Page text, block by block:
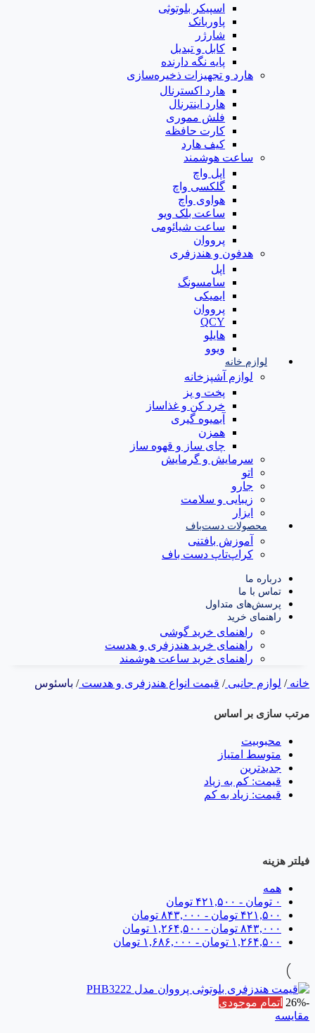
اسپیکر بلوتوثی
پاوربانک
شارژر
کابل و تبدیل
پایه نگه دارنده
هارد و تجهیزات ذخیره‌سازی
هارد اکسترنال
هارد اینترنال
فلش مموری
کارت حافظه
کیف هارد
ساعت هوشمند
اپل واچ
گلکسی واچ
هواوی واچ
ساعت بلک ویو
ساعت شیائومی
پرووان
هدفون و هندزفری
اپل
سامسونگ
ایمیکی
پرووان
QCY
هایلو
ویوو
لوازم خانه
لوازم آشپزخانه
پخت و پز
خرد کن و غذاساز
آبمیوه گیری
همزن
چای ساز و قهوه ساز
سرمایش و گرمایش
اتو
جارو
زیبایی و سلامت
ابزار
محصولات دست‌باف
آموزش بافتنی
کراپ‌تاپ دست باف
درباره ما
تماس با ما
پرسش‌های متداول
راهنمای خرید
راهنمای خرید گوشی
راهنمای خرید هندزفری و هدست
راهنمای خرید ساعت هوشمند
خانه/ لوازم جانبی/ قیمت انواع هندزفری و هدست/ باسئوس
مرتب سازی بر اساس
محبوبیت
متوسط امتیاز
جدیدترین
قیمت: کم به زیاد
قیمت: زیاد به کم
فیلتر هزینه
همه
۰ تومان - ۴۲۱,۵۰۰ تومان
۴۲۱,۵۰۰ تومان - ۸۴۳,۰۰۰ تومان
۸۴۳,۰۰۰ تومان - ۱,۲۶۴,۵۰۰ تومان
۱,۲۶۴,۵۰۰ تومان - ۱,۶۸۶,۰۰۰ تومان
-26%
اتمام موجودی
مقایسه